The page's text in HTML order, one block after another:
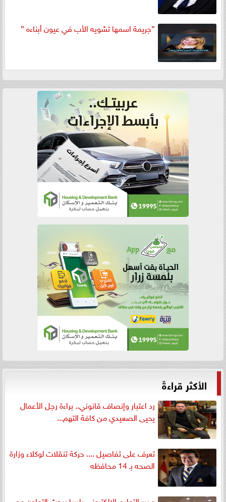
”جريمة اسمها تشويه الأب في عيون أبناءه ”
الأكثر قراءةً
رد اعتبار وإنصاف قانوني.. براءة رجل الأعمال
يحيى الصعيدي من كافة التهم...
تعرف على تفاصيل .... حركة تنقلات لوكلاء وزارة
الصحه بـ 14 محافظه